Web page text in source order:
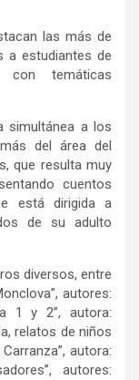
las más de
a estudiantes de
con temáticas
simultánea a los
del área del
que resulta muy
cuentos
está dirigida a
de su adulto
diversos, entre
autores:
1 y 2”, autora:
relatos de niños
autora:
autores: